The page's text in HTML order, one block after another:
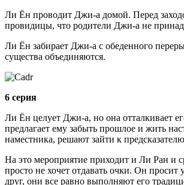
Ли Ён проводит Джи-а домой. Перед
провидицы, что родители Джи-а не
Ли Ён забирает Джи-а с обеденного
существа объединяются.
6 серия
Ли Ён целует Джи-а, но она отталкивает
предлагает ему забыть прошлое и жить
наместника, решают зайти к
На это мероприятие приходит и Ли Ран и
просто не хочет отдавать очки. Он
друг, они все равно выполняют его